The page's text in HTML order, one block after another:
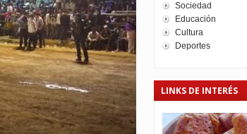
Sociedad
Educación
Cultura
Deportes
LINKS DE INTERÉS